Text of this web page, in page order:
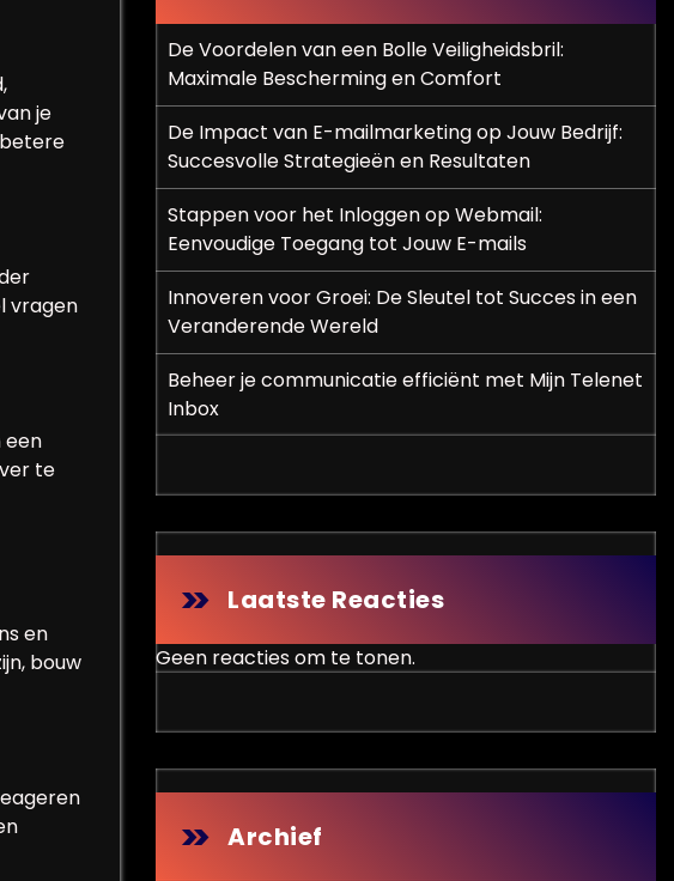
je
vragen
een
te
en
bouw
De Voordelen van een Bolle Veiligheidsbril:
Maximale Bescherming en Comfort
De Impact van E-mailmarketing op Jouw Bedrijf:
Succesvolle Strategieën en Resultaten
Stappen voor het Inloggen op Webmail:
Eenvoudige Toegang tot Jouw E-mails
Innoveren voor Groei: De Sleutel tot Succes in een
Veranderende Wereld
Beheer je communicatie efficiënt met Mijn Telenet
Inbox
Laatste Reacties
Geen reacties om te tonen.
Archief